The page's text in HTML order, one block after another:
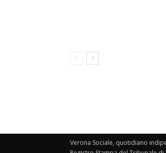
Verona Sociale, quotidiano